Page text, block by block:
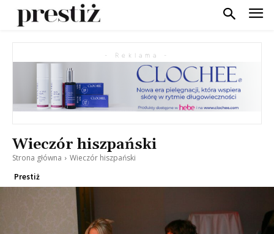
- Reklama -
Wieczór hiszpański
Strona główna
Wieczór hiszpański
Prestiż